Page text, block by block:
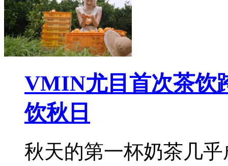
VMIN尤目首次茶饮
饮秋日
秋天的第一杯奶茶几